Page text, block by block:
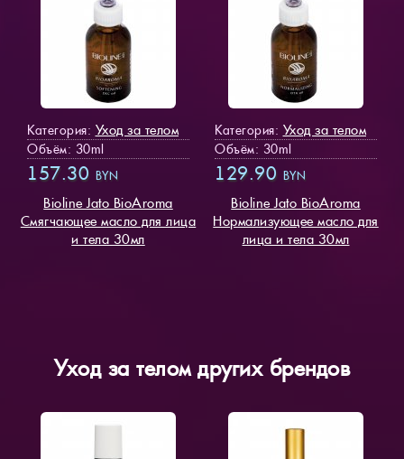
Категория: Уход за телом
Объём: 30ml
157.30 BYN
Bioline Jato BioAroma
Смягчающее масло для лица
и тела 30мл
Категория: Уход за телом
Объём: 30ml
129.90 BYN
Bioline Jato BioAroma
Нормализующее масло для
лица и тела 30мл
Уход за телом других брендов